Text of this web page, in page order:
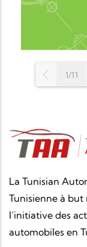
1/11
La Tunisian
Tunisienne à but
l’initiative des
automobiles en